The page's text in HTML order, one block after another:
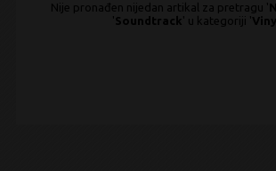
Nije pronađen nijedan artikal za pretragu '
'Soundtrack ' u kategoriji 'Vinyl